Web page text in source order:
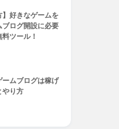
】好きなゲームを
ログ開設に必要
ツール！
ームブログは稼げ
やり方